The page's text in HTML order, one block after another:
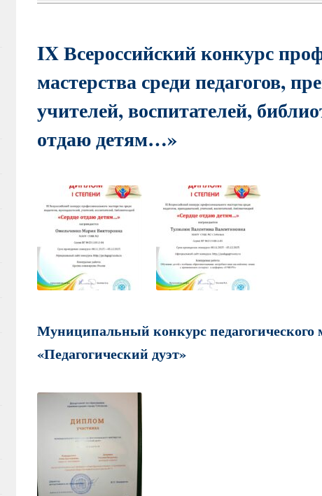
IX Всероссийский конкурс
мастерства среди педагогов,
учителей, воспитателей,
отдаю детям…»
Муниципальный конкурс педагогического
«Педагогический дуэт»